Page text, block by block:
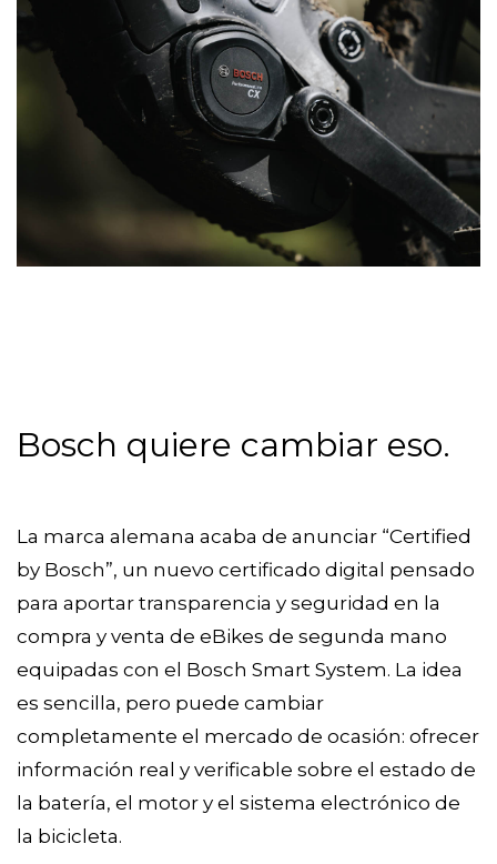
Bosch quiere cambiar eso.
La marca alemana acaba de anunciar “Certified
by Bosch”, un nuevo certificado digital pensado
para aportar transparencia y seguridad en la
compra y venta de eBikes de segunda mano
equipadas con el Bosch Smart System. La idea
es sencilla, pero puede cambiar
completamente el mercado de ocasión: ofrecer
información real y verificable sobre el estado de
la batería, el motor y el sistema electrónico de
la bicicleta.